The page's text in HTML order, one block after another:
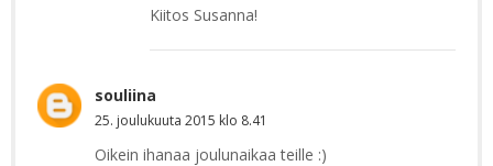
Kiitos Susanna!
souliina
25. joulukuuta 2015 klo 8.41
Oikein ihanaa joulunaikaa teille :)